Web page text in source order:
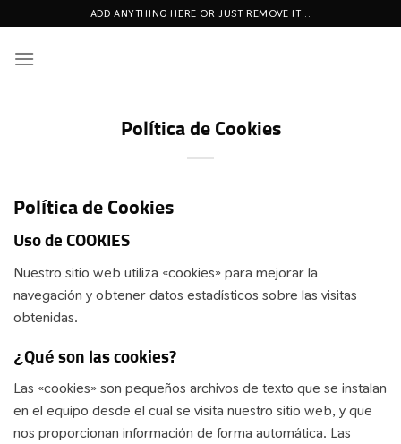
al
contenido
ADD ANYTHING HERE OR JUST REMOVE IT...
Política de Cookies
Política de Cookies
Uso de COOKIES
Nuestro sitio web utiliza «cookies» para mejorar la
navegación y obtener datos estadísticos sobre las visitas
obtenidas.
¿Qué son las cookies?
Las «cookies» son pequeños archivos de texto que se instalan
en el equipo desde el cual se visita nuestro sitio web, y que
nos proporcionan información de forma automática. Las